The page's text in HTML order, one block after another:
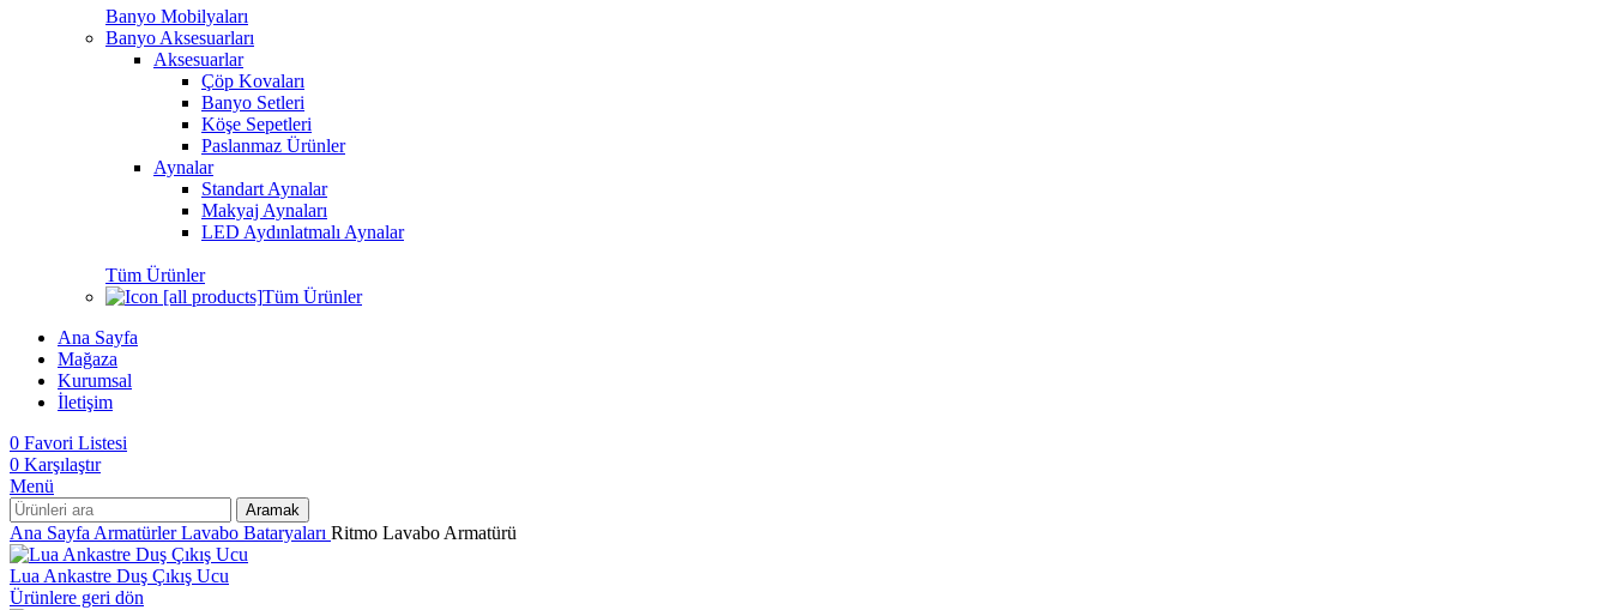
Banyo Mobilyaları
Banyo Aksesuarları
Aksesuarlar
Çöp Kovaları
Banyo Setleri
Köşe Sepetleri
Paslanmaz Ürünler
Aynalar
Standart Aynalar
Makyaj Aynaları
LED Aydınlatmalı Aynalar
Tüm Ürünler
Tüm Ürünler
Ana Sayfa
Mağaza
Kurumsal
İletişim
0 Favori Listesi
0 Karşılaştır
Menü
Aramak
Ana Sayfa ArmatürlerLavabo Bataryaları Ritmo Lavabo Armatürü
Lua Ankastre Duş Çıkış Ucu
Ürünlere geri dön